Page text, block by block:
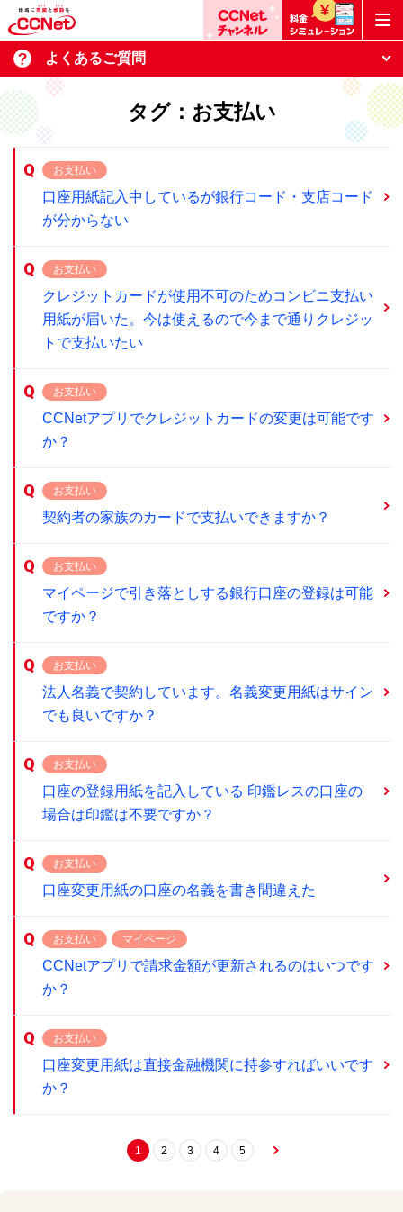
よくあるご質問
タグ：お支払い
お支払い
口座用紙記入中しているが銀行コード・支店コード
が分からない
お支払い
クレジットカードが使用不可のためコンビニ支払い
用紙が届いた。今は使えるので今まで通りクレジッ
トで支払いたい
お支払い
CCNetアプリでクレジットカードの変更は可能です
か？
お支払い
契約者の家族のカードで支払いできますか？
お支払い
マイページで引き落としする銀行口座の登録は可能
ですか？
お支払い
法人名義で契約しています。名義変更用紙はサイン
でも良いですか？
お支払い
口座の登録用紙を記入している 印鑑レスの口座の
場合は印鑑は不要ですか？
お支払い
口座変更用紙の口座の名義を書き間違えた
お支払い マイページ
CCNetアプリで請求金額が更新されるのはいつです
か？
お支払い
口座変更用紙は直接金融機関に持参すればいいです
か？
1 2 3 4 5